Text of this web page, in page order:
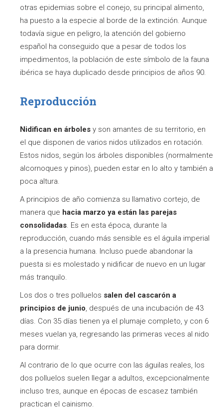
otras epidemias sobre el conejo, su principal alimento,
ha puesto a la especie al borde de la extinción. Aunque
todavía sigue en peligro, la atención del gobierno
español ha conseguido que a pesar de todos los
impedimentos, la población de este símbolo de la fauna
ibérica se haya duplicado desde principios de años 90.
Reproducción
Nidifican en árboles y son amantes de su territorio, en
el que disponen de varios nidos utilizados en rotación.
Estos nidos, según los árboles disponibles (normalmente
alcornoques y pinos), pueden estar en lo alto y también a
poca altura.
A principios de año comienza su llamativo cortejo, de
manera que hacia marzo ya están las parejas
consolidadas. Es en esta época, durante la
reproducción, cuando más sensible es el águila imperial
a la presencia humana. Incluso puede abandonar la
puesta si es molestado y nidificar de nuevo en un lugar
más tranquilo.
Los dos o tres polluelos salen del cascarón a
principios de junio, después de una incubación de 43
días. Con 35 días tienen ya el plumaje completo, y con 6
meses vuelan ya, regresando las primeras veces al nido
para dormir.
Al contrario de lo que ocurre con las águilas reales, los
dos polluelos suelen llegar a adultos, excepcionalmente
incluso tres, aunque en épocas de escasez también
practican el cainismo.